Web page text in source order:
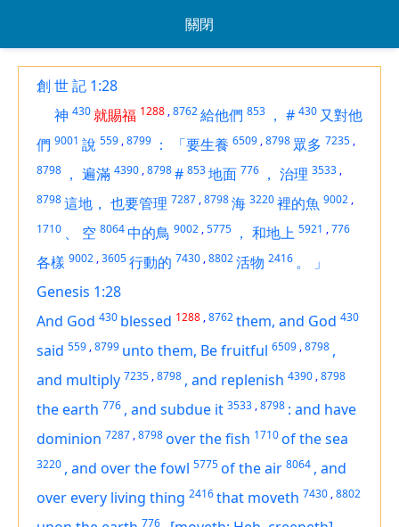
關閉
創 世 記 1:28
神 430就賜福 1288 ,8762給他們 853 ， # 430 又對他
們 9001 說 559 ,8799 ： 「要生養 6509 ,8798 眾多 7235 ,
8798 ， 遍滿 4390 ,8798# 853地面 776 ， 治理 3533 ,
8798這地， 也要管理 7287 ,8798海 3220裡的魚 9002 ,
1710 、 空 8064中的鳥 9002 ,5775 ， 和地上 5921 ,776
各樣 9002 ,3605行動的 7430 ,8802活物 2416 。
」
Genesis 1:28
And God 430 blessed 1288 ,8762them, and God 430
said 559 ,8799 unto them, Be fruitful 6509 ,8798 ,
and multiply 7235 ,8798 , and replenish 4390 ,8798
the earth 776 , and subdue it 3533 ,8798 : and have
dominion 7287 ,8798over the fish 1710of the sea
3220 , and over the fowl 5775of the air 8064 , and
over every living thing 2416that moveth 7430 ,8802
776